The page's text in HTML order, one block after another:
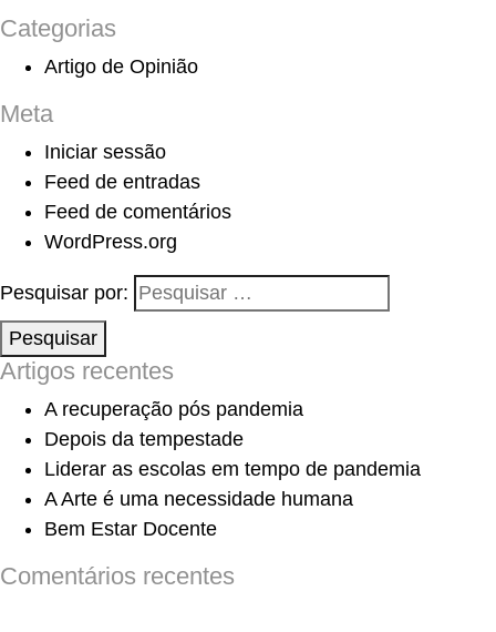
Categorias
Artigo de Opinião
Meta
Iniciar sessão
Feed de entradas
Feed de comentários
WordPress.org
Pesquisar por:
Pesquisar
Artigos recentes
A recuperação pós pandemia
Depois da tempestade
Liderar as escolas em tempo de pandemia
A Arte é uma necessidade humana
Bem Estar Docente
Comentários recentes